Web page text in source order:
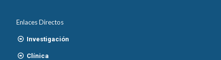
Enlaces Directos
Investigación
Clínica